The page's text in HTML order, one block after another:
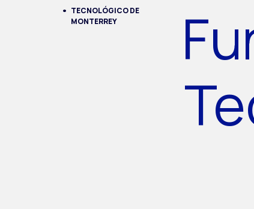
TECNOLÓGICO DE
MONTERREY